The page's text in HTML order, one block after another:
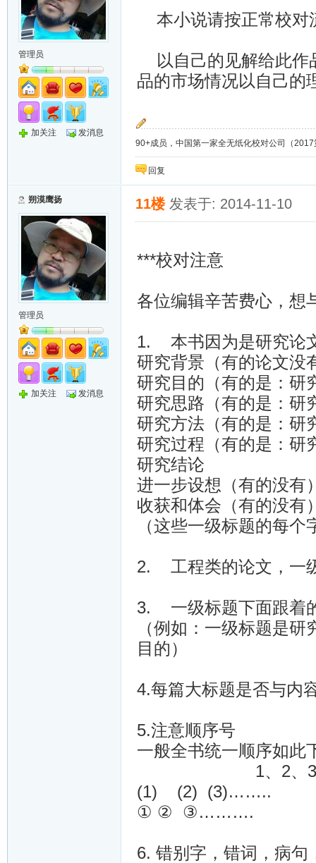
管理员
加关注 发消息
本小说请按正常校对
以自己的见解给此作
品的市场情况以自己的
90+成员，中国第一家全无纸化校对公司（
回复
朔漠鹰扬
管理员
加关注 发消息
11楼 发表于: 2014-11-10
***校对注意
各位编辑辛苦费心，想
1. 本书因为是研究论
研究背景（有的论文没
研究目的（有的是：研
研究思路（有的是：研
研究方法（有的是：研
研究过程（有的是：研
研究结论
进一步设想（有的没有
收获和体会（有的没有
（这些一级标题的每
2. 工程类的论文，一级
3. 一级标题下面跟着
（例如：一级标题是
目的）
4.每篇大标题是否与内
5.注意顺序号
一般全书统一顺序如
1、2、3
(1) (2) (3)……..
① ② ③……….
6. 错别字，错词，病句